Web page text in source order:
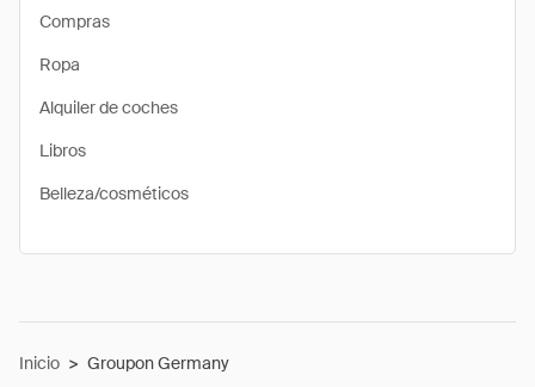
Compras
Ropa
Alquiler de coches
Libros
Belleza/cosméticos
Inicio > Groupon Germany